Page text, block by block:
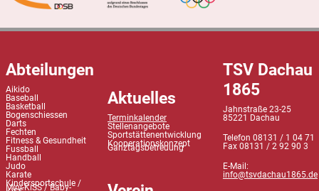
Abteilungen
Aikido
Baseball
Basketball
Bogenschiessen
Darts
Fechten
Fitness & Gesundheit
Fussball
Handball
Judo
Karate
Kindersportschule /
Mini-KiSS / Baby-
Aktuelles
Terminkalender
Stellenangebote
Sportstättenentwicklung
Kooperationskonzept
Ganztagsbetreuung
TSV Dachau
1865
Jahnstraße 23-25
85221 Dachau
Telefon 08131 / 1 04 71
Fax 08131 / 2 92 90 3
E-Mail:
info@tsvdachau1865.de